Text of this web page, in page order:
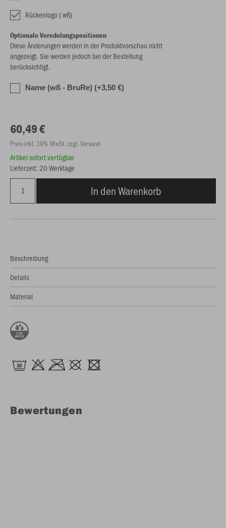
Rückenlogo ( wß)
Optionale Veredelungspositionen
Diese Änderungen werden in der Produktvorschau nicht
angezeigt. Sie werden jedoch bei der Bestellung
berücksichtigt.
Name (wß - BruRe) (+3,50 €)
60,49 €
Preis inkl. 19% MwSt. zzgl. Versand
Artikel sofort verfügbar
Lieferzeit: 20 Werktage
In den Warenkorb
Beschreibung
Details
Material
Bewertungen